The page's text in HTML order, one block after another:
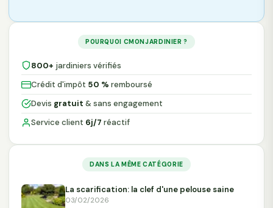
POURQUOI CMONJARDINIER ?
800+ jardiniers vérifiés
Crédit d'impôt 50 % remboursé
Devis gratuit & sans engagement
Service client 6j/7 réactif
DANS LA MÊME CATÉGORIE
La scarification: la clef d'une pelouse saine
03/02/2026